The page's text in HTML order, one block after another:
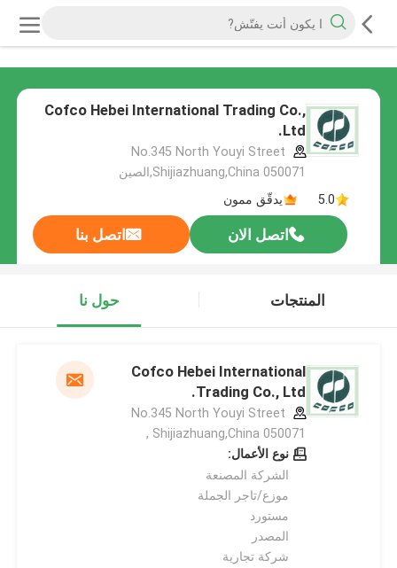
Cofco Hebei International Trading Co.,
Ltd.
No.345 North Youyi Street
Shijiazhuang,China 050071,الصين
5.0
يدقّق ممون
اتصل الان اتصل بنا
المنتجات حول نا
Cofco Hebei International
Trading Co., Ltd.
No.345 North Youyi Street
Shijiazhuang,China 050071 ,
نوع الأعمال:
الشركة المصنعة
موزع/تاجر الجملة
مستورد
المصدر
شركة تجارية